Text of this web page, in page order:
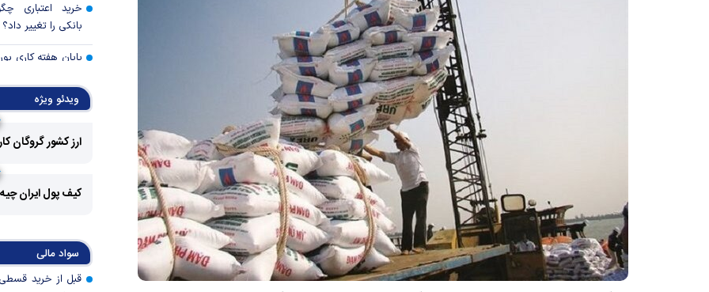
خرید اعتباری
بانکی را تغییر داد؟
پایان هفته
پرداخت بدون کارت
سریع، امن و
حضوری
مسیر تازه تامین
نجات»
مهمانی
ایران/ حمایت از
ویدئو ویژه
ارز کشور گروگان
کیف پول ایران
سواد مالی